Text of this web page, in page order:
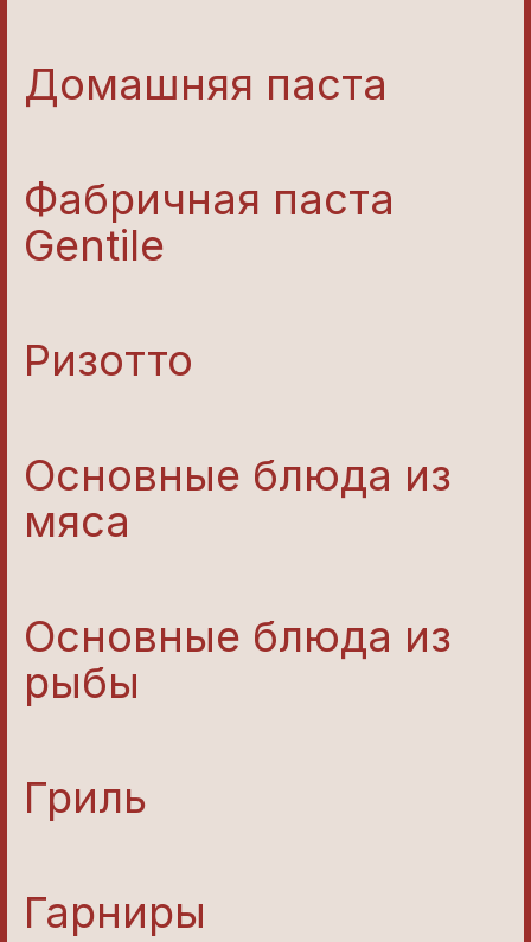
Домашняя паста
Фабричная паста
Gentile
Ризотто
Основные блюда из
мяса
Основные блюда из
рыбы
Гриль
Гарниры